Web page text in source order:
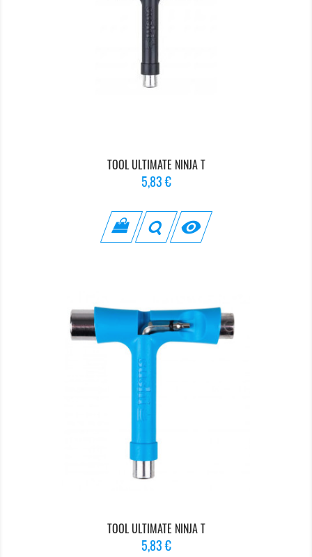
TOOL ULTIMATE NINJA T
Prix
5,83 €

TOOL ULTIMATE NINJA T
Prix
5,83 €